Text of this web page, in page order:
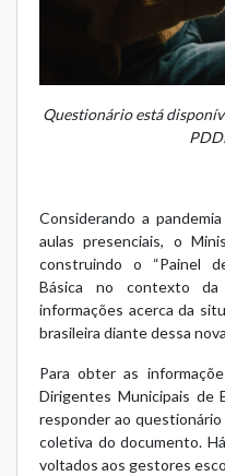
Questionário está
Considerando a
aulas presenciais, o
construindo o “Painel
Básica no contexto da
informações acerca da
brasileira diante dessa
Para obter as
Dirigentes Municipais de
responder ao
coletiva do documento.
voltados aos gestores